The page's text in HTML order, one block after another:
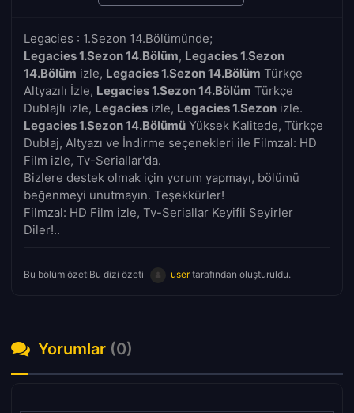
Legacies : 1.Sezon 14.Bölümünde;
Legacies 1.Sezon 14.Bölüm, Legacies 1.Sezon
14.Bölüm izle, Legacies 1.Sezon 14.Bölüm Türkçe
Altyazılı İzle, Legacies 1.Sezon 14.Bölüm Türkçe
Dublajlı izle, Legacies izle, Legacies 1.Sezon izle.
Legacies 1.Sezon 14.Bölümü Yüksek Kalitede, Türkçe
Dublaj, Altyazı ve İndirme seçenekleri ile Filmzal: HD
Film izle, Tv-Seriallar'da.
Bizlere destek olmak için yorum yapmayı, bölümü
beğenmeyi unutmayın. Teşekkürler!
Filmzal: HD Film izle, Tv-Seriallar Keyifli Seyirler
Diler!..
Bu bölüm özetiBu dizi özeti usertarafından oluşturuldu.
Yorumlar (0)